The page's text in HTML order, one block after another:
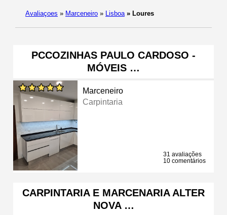
Avaliaçoes » Marceneiro » Lisboa » Loures
PCCOZINHAS PAULO CARDOSO -
MÓVEIS …
Marceneiro
Carpintaria
31 avaliações
10 comentários
CARPINTARIA E MARCENARIA ALTER
NOVA …